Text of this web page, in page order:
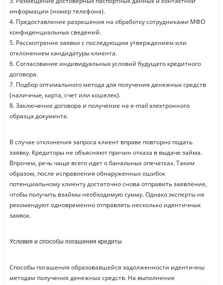
информации (номер телефона).
4. Предоставление разрешения на обработку сотрудниками МФО
конфиденциальных сведений.
5. Рассмотрение заявки с последующим утверждением или
отклонением кандидатуры клиента.
6. Согласование индивидуальных условий будущего кредитного
договора.
7. Подбор оптимального метода для получения денежных средств
(наличные, карта, счет или кошелек).
8. Заключение договора и получение на e-mail электронного
образца документа.
В случае отклонения запроса клиент вправе повторно подать
заявку. Кредиторы не объясняют причин отказа в выдаче займа.
Впрочем, речь чаще всего идет о банальных опечатках. Таким
образом, после исправления обнаруженных ошибок
потенциальному клиенту достаточно снова отправить заявление,
чтобы получить взаймы необходимую сумму. Однако эксперты не
рекомендуют одновременно отправлять несколько идентичных
заявок.
Условия и способы погашения кредиты
Способы погашения образовавшейся задолженности идентичны
методам получения денежных средств. На выполнение